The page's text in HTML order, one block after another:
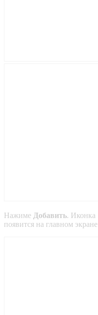
Нажиме Добавить. Иконка
появится на главном экране